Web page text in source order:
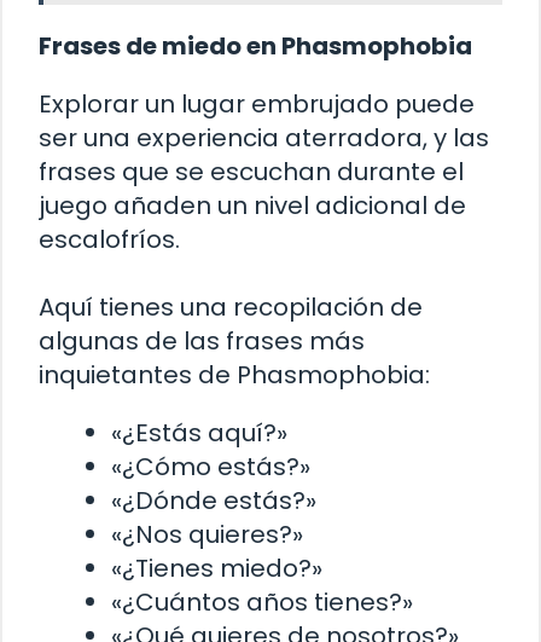
Frases de miedo en Phasmophobia
Explorar un lugar embrujado puede
ser una experiencia aterradora, y las
frases que se escuchan durante el
juego añaden un nivel adicional de
escalofríos.
Aquí tienes una recopilación de
algunas de las frases más
inquietantes de Phasmophobia:
«¿Estás aquí?»
«¿Cómo estás?»
«¿Dónde estás?»
«¿Nos quieres?»
«¿Tienes miedo?»
«¿Cuántos años tienes?»